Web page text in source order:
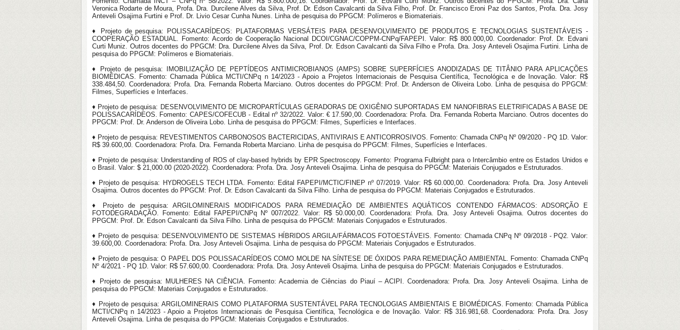
Veronica Rodarte de Moura, Profa. Dra. Durcilene Alves da Silva, Prof. Dr. Edson Cavalcanti da Silva Filho, Prof. Dr. Francisco Eroni Paz dos Santos, Profa. Dra. Josy
Anteveli Osajima Furtini e Prof. Dr. Livio Cesar Cunha Nunes. Linha de pesquisa do PPGCM: Polímeros e Biomateriais.
♦ Projeto de pesquisa: POLISSACARÍDEOS: PLATAFORMAS VERSÁTEIS PARA DESENVOLVIMENTO DE PRODUTOS E TECNOLOGIAS SUSTENTÁVEIS -
COOPERAÇÃO ESTADUAL. Fomento: Acordo de Cooperação Nacional DCOI/CGNAC/COPPM-CNPq/FAPEPI. Valor: R$ 800.000,00. Coordenador: Prof. Dr. Edvani
Curti Muniz. Outros docentes do PPGCM: Dra. Durcilene Alves da Silva, Prof. Dr. Edson Cavalcanti da Silva Filho e Profa. Dra. Josy Anteveli Osajima Furtini. Linha de
pesquisa do PPGCM: Polímeros e Biomateriais.
♦ Projeto de pesquisa: IMOBILIZAÇÃO DE PEPTÍDEOS ANTIMICROBIANOS (AMPS) SOBRE SUPERFÍCIES ANODIZADAS DE TITÂNIO PARA APLICAÇÕES
BIOMÉDICAS. Fomento: Chamada Pública MCTI/CNPq n 14/2023 - Apoio a Projetos Internacionais de Pesquisa Científica, Tecnológica e de Inovação. Valor: R$
338.484,50. Coordenadora: Profa. Dra. Fernanda Roberta Marciano. Outros docentes do PPGCM: Prof. Dr. Anderson de Oliveira Lobo. Linha de pesquisa do PPGCM:
Filmes, Superfícies e Interfaces.
♦ Projeto de pesquisa: DESENVOLVIMENTO DE MICROPARTÍCULAS GERADORAS DE OXIGÊNIO SUPORTADAS EM NANOFIBRAS ELETRIFICADAS A BASE DE
POLISSACARÍDEOS. Fomento: CAPES/COFECUB - Edital nº 32/2022. Valor: € 17.590,00. Coordenadora: Profa. Dra. Fernanda Roberta Marciano. Outros docentes do
PPGCM: Prof. Dr. Anderson de Oliveira Lobo. Linha de pesquisa do PPGCM: Filmes, Superfícies e Interfaces.
♦ Projeto de pesquisa: REVESTIMENTOS CARBONOSOS BACTERICIDAS, ANTIVIRAIS E ANTICORROSIVOS. Fomento: Chamada CNPq Nº 09/2020 - PQ 1D. Valor:
R$ 39.600,00. Coordenadora: Profa. Dra. Fernanda Roberta Marciano. Linha de pesquisa do PPGCM: Filmes, Superfícies e Interfaces.
♦ Projeto de pesquisa: Understanding of ROS of clay-based hybrids by EPR Spectroscopy. Fomento: Programa Fulbright para o Intercâmbio entre os Estados Unidos e
o Brasil. Valor: $ 21,000.00 (2020-2022). Coordenadora: Profa. Dra. Josy Anteveli Osajima. Linha de pesquisa do PPGCM: Materiais Conjugados e Estruturados.
♦ Projeto de pesquisa: HYDROGELS TECH LTDA. Fomento: Edital FAPEPI/MCTIC/FINEP nº 07/2019. Valor: R$ 60.000,00. Coordenadora: Profa. Dra. Josy Anteveli
Osajima. Outros docentes do PPGCM: Prof. Dr. Edson Cavalcanti da Silva Filho. Linha de pesquisa do PPGCM: Materiais Conjugados e Estruturados.
♦ Projeto de pesquisa: ARGILOMINERAIS MODIFICADOS PARA REMEDIAÇÃO DE AMBIENTES AQUÁTICOS CONTENDO FÁRMACOS: ADSORÇÃO E
FOTODEGRADAÇÃO. Fomento: Edital FAPEPI/CNPq Nº 007/2022. Valor: R$ 50.000,00. Coordenadora: Profa. Dra. Josy Anteveli Osajima. Outros docentes do
PPGCM: Prof. Dr. Edson Cavalcanti da Silva Filho. Linha de pesquisa do PPGCM: Materiais Conjugados e Estruturados.
♦ Projeto de pesquisa: DESENVOLVIMENTO DE SISTEMAS HÍBRIDOS ARGILA/FÁRMACOS FOTOESTÁVEIS. Fomento: Chamada CNPq Nº 09/2018 - PQ2. Valor:
39.600,00. Coordenadora: Profa. Dra. Josy Anteveli Osajima. Linha de pesquisa do PPGCM: Materiais Conjugados e Estruturados.
♦ Projeto de pesquisa: O PAPEL DOS POLISSACARÍDEOS COMO MOLDE NA SÍNTESE DE ÓXIDOS PARA REMEDIAÇÃO AMBIENTAL. Fomento: Chamada CNPq
Nº 4/2021 - PQ 1D. Valor: R$ 57.600,00. Coordenadora: Profa. Dra. Josy Anteveli Osajima. Linha de pesquisa do PPGCM: Materiais Conjugados e Estruturados.
♦ Projeto de pesquisa: MULHERES NA CIÊNCIA. Fomento: Academia de Ciências do Piauí – ACIPI. Coordenadora: Profa. Dra. Josy Anteveli Osajima. Linha de
pesquisa do PPGCM: Materiais Conjugados e Estruturados.
♦ Projeto de pesquisa: ARGILOMINERAIS COMO PLATAFORMA SUSTENTÁVEL PARA TECNOLOGIAS AMBIENTAIS E BIOMÉDICAS. Fomento: Chamada Pública
MCTI/CNPq n 14/2023 - Apoio a Projetos Internacionais de Pesquisa Científica, Tecnológica e de Inovação. Valor: R$ 316.981,68. Coordenadora: Profa. Dra. Josy
Anteveli Osajima. Linha de pesquisa do PPGCM: Materiais Conjugados e Estruturados.